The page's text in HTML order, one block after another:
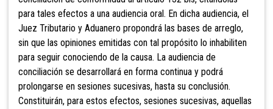
para tales efectos a una audiencia oral. En dicha audiencia, el
Juez Tributario y Aduanero propondrá las bases de arreglo,
sin que las opiniones emitidas con tal propósito lo inhabiliten
para seguir conociendo de la causa. La audiencia de
conciliación se desarrollará en forma continua y podrá
prolongarse en sesiones sucesivas, hasta su conclusión.
Constituirán, para estos efectos, sesiones sucesivas, aquellas